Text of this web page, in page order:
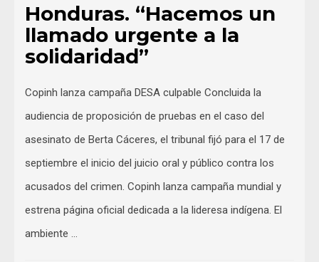
Honduras. “Hacemos un
llamado urgente a la
solidaridad”
Copinh lanza campaña DESA culpable Concluida la
audiencia de proposición de pruebas en el caso del
asesinato de Berta Cáceres, el tribunal fijó para el 17 de
septiembre el inicio del juicio oral y público contra los
acusados del crimen. Copinh lanza campaña mundial y
estrena página oficial dedicada a la lideresa indígena. El
ambiente …